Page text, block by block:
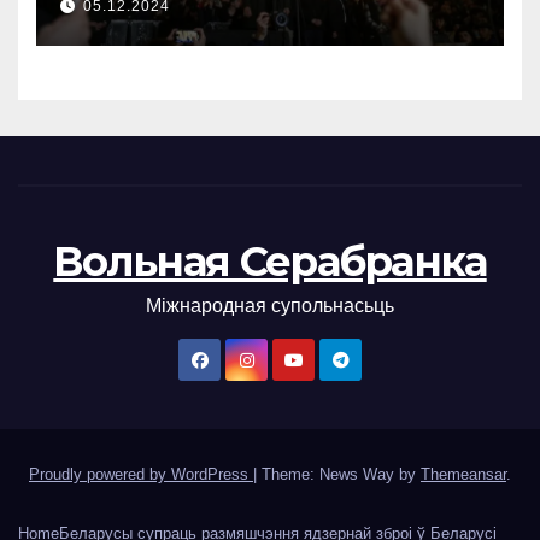
05.12.2024
Вольная Серабранка
Міжнародная супольнасьць
Proudly powered by WordPress Theme: News Way by Themeansar.
HomeБеларусы супраць размяшчэння ядзернай зброі ў Беларусі